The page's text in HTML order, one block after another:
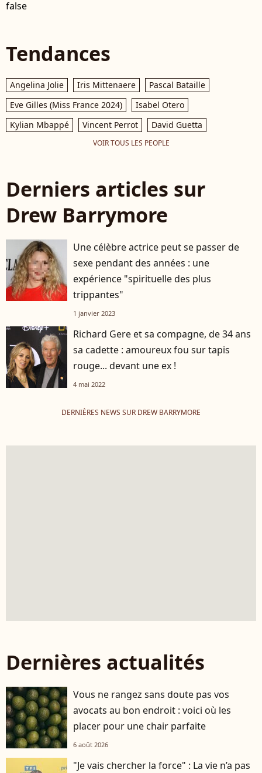
false
Tendances
Angelina Jolie Iris Mittenaere
Pascal Bataille
Eve Gilles (Miss France 2024)
Isabel Otero
Kylian Mbappé
Vincent Perrot David Guetta
VOIR TOUS LES PEOPLE
Derniers articles sur
Drew Barrymore
Une célèbre actrice peut se passer de
sexe pendant des années : une
expérience "spirituelle des plus
trippantes"
1 janvier 2023
Richard Gere et sa compagne, de 34 ans
sa cadette : amoureux fou sur tapis
rouge... devant une ex !
4 mai 2022
DERNIÈRES NEWS SUR DREW BARRYMORE
Dernières actualités
Vous ne rangez sans doute pas vos
avocats au bon endroit : voici où les
placer pour une chair parfaite
6 août 2026
"Je vais chercher la force" : La vie n’a pas